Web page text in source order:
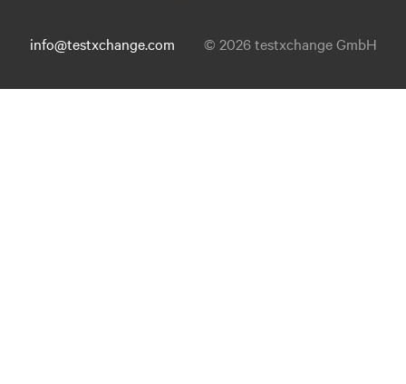
info@testxchange.com © 2026 testxchange GmbH